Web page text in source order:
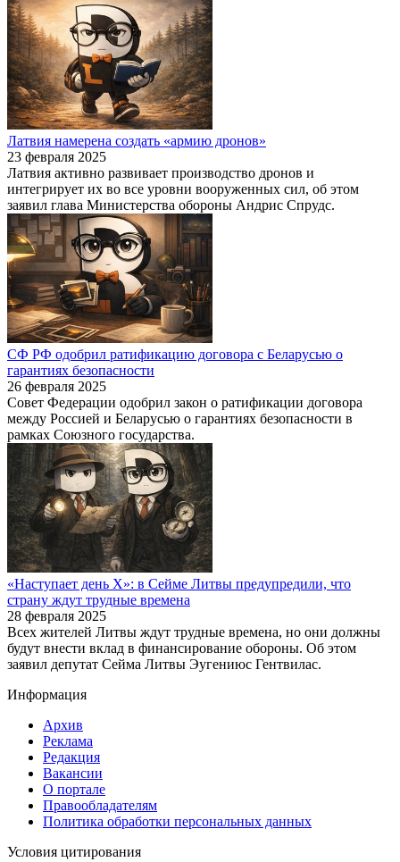
Латвия намерена создать «армию дронов»
23 февраля 2025
Латвия активно развивает производство дронов и
интегрирует их во все уровни вооруженных сил, об этом
заявил глава Министерства обороны Андрис Спрудс.
СФ РФ одобрил ратификацию договора с Беларусью о
гарантиях безопасности
26 февраля 2025
Совет Федерации одобрил закон о ратификации договора
между Россией и Беларусью о гарантиях безопасности в
рамках Союзного государства.
«Наступает день Х»: в Сейме Литвы предупредили, что
страну ждут трудные времена
28 февраля 2025
Всех жителей Литвы ждут трудные времена, но они должны
будут внести вклад в финансирование обороны. Об этом
заявил депутат Сейма Литвы Эугениюс Гентвилас.
Информация
Архив
Реклама
Редакция
Вакансии
О портале
Правообладателям
Политика обработки персональных данных
Условия цитирования